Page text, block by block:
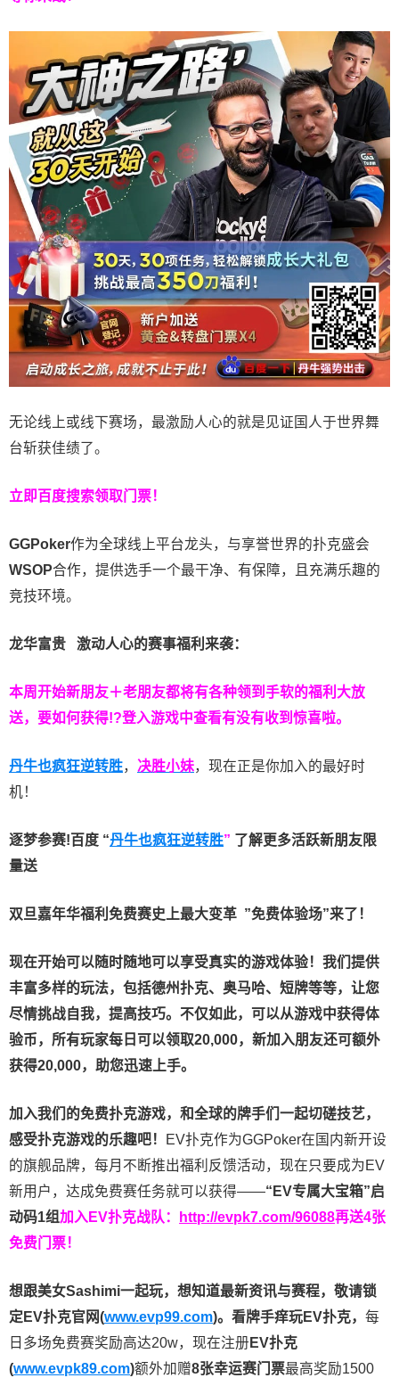
无论线上或线下赛场，最激励人心的就是见证国人于世界舞
台斩获佳绩了。
立即百度搜索领取门票！
GGPoker作为全球线上平台龙头，与享誉世界的扑克盛会
WSOP合作，提供选手一个最干净、有保障，且充满乐趣的
竞技环境。
龙华富贵 激动人心的赛事福利来袭：
本周开始新朋友＋老朋友都将有各种领到手软的福利大放
送，要如何获得!?登入游戏中查看有没有收到惊喜啦。
丹牛也疯狂逆转胜， 决胜小妹，现在正是你加入的最好时
机！
逐梦参赛!百度 “丹牛也疯狂逆转胜” 了解更多活跃新朋友限
量送
双旦嘉年华福利 免费赛史上最大变革 ”免费体验场”来了！
现在开始可以随时随地可以享受真实的游戏体验！我们提供
丰富多样的玩法，包括德州扑克、奥马哈、短牌等等，让您
尽情挑战自我，提高技巧。不仅如此， 可以从游戏中获得体
验币，所有玩家每日可以领取20,000，新加入朋友还可额外
获得20,000，助您迅速上手。
加入我们的免费扑克游戏，和全球的牌手们一起切磋技艺，
感受扑克游戏的乐趣吧！
EV扑克作为GGPoker在国内新开设
的旗舰品牌，每月不断推出福利反馈活动，现在只要成为EV
新用户，达成免费赛任务就可以获得——“EV专属大宝箱”启
动码1组加入EV扑克战队： http://evpk7.com/96088再送4张
免费门票！
想跟美女Sashimi一起玩， 想知道最新资讯与赛程， 敬请锁
定EV扑克官网(www.evp99.com)。 看牌手痒玩EV扑克， 每
日多场免费赛奖励高达20w，现在注册 EV扑克
(www.evpk89.com)额外加赠8张幸运赛门票最高奖励1500